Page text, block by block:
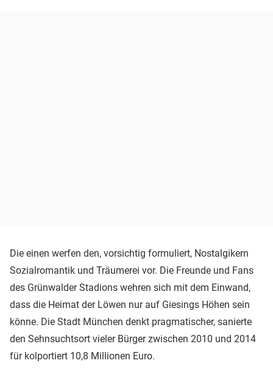
Die einen werfen den, vorsichtig formuliert, Nostalgikern
Sozialromantik und Träumerei vor. Die Freunde und Fans
des Grünwalder Stadions wehren sich mit dem Einwand,
dass die Heimat der Löwen nur auf Giesings Höhen sein
könne. Die Stadt München denkt pragmatischer, sanierte
den Sehnsuchtsort vieler Bürger zwischen 2010 und 2014
für kolportiert 10,8 Millionen Euro.